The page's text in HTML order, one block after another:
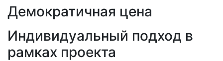
Демократичная цена
Индивидуальный подход в
рамках проекта